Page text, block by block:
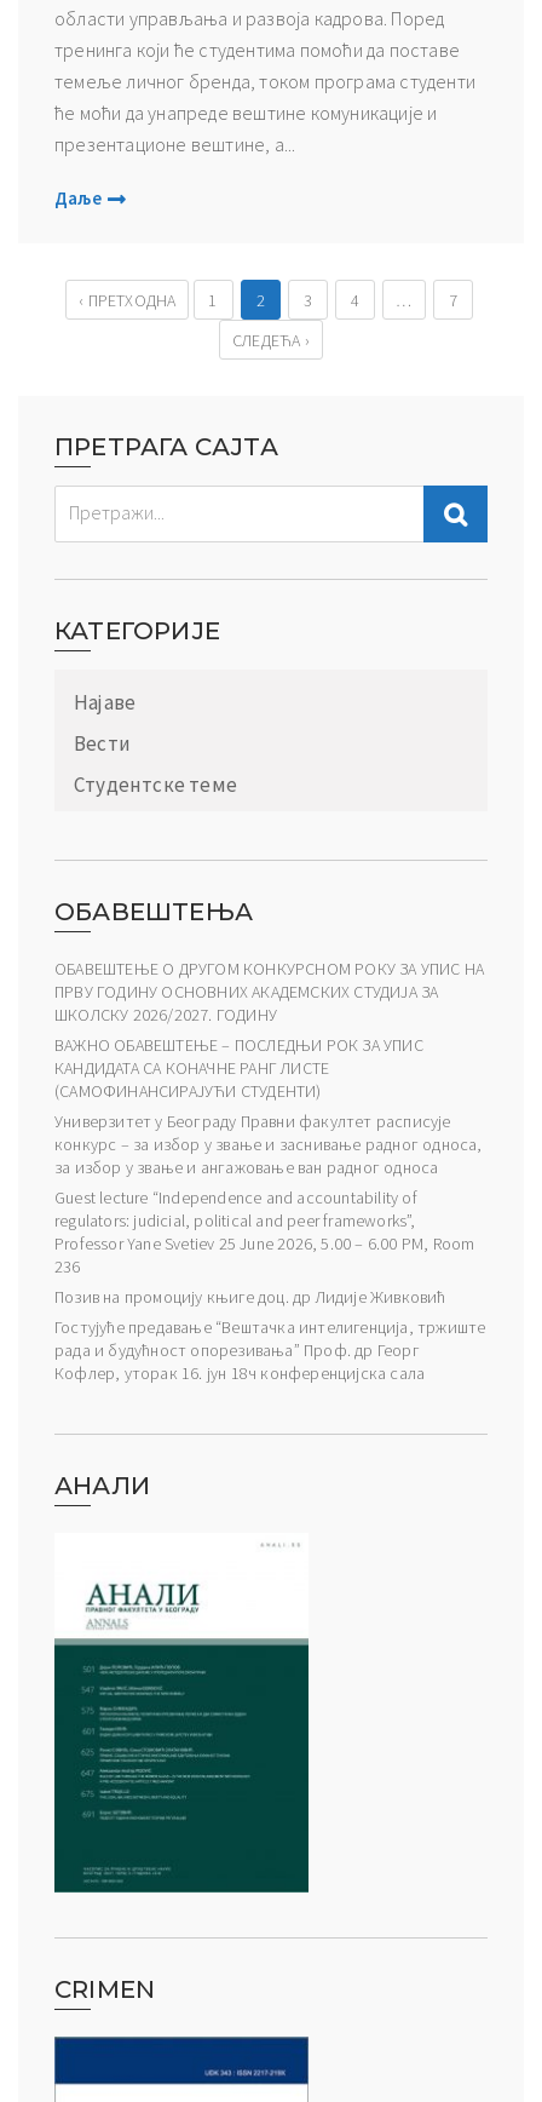
области управљања и развоја кадрова. Поред
тренинга који ће студентима помоћи да поставе
темеље личног бренда, током програма студенти
ће моћи да унапреде вештине комуникације и
презентационе вештине, а...
Даље
‹ ПРЕТХОДНА 1 2 3 4 …
7
СЛЕДЕЋА ›
ПРЕТРАГА САЈТА
КАТЕГОРИЈЕ
Најаве
Вести
Студентске теме
ОБАВЕШТЕЊА
ОБАВЕШТЕЊЕ О ДРУГОМ КОНКУРСНОМ РОКУ ЗА УПИС НА
ПРВУ ГОДИНУ ОСНОВНИХ АКАДЕМСКИХ СТУДИЈА ЗА
ШКОЛСКУ 2026/2027. ГОДИНУ
ВАЖНО ОБАВЕШТЕЊЕ – ПОСЛЕДЊИ РОК ЗА УПИС
КАНДИДАТА СА КОНАЧНЕ РАНГ ЛИСТЕ
(САМОФИНАНСИРАЈУЋИ СТУДЕНТИ)
Универзитет у Београду Правни факултет расписује
конкурс – за избор у звање и заснивање радног односа,
за избор у звање и ангажовање ван радног односа
Guest lecture “Independence and accountability of
regulators: judicial, political and peer frameworks”,
Professor Yane Svetiev 25 June 2026, 5.00 – 6.00 PM, Room
236
Позив на промоцију књиге доц. др Лидије Живковић
Гостујуће предавање “Вештачка интелигенција, тржиште
рада и будућност опорезивања” Проф. др Георг
Кофлер, уторак 16. јун 18ч конференцијска сала
АНАЛИ
CRIMEN